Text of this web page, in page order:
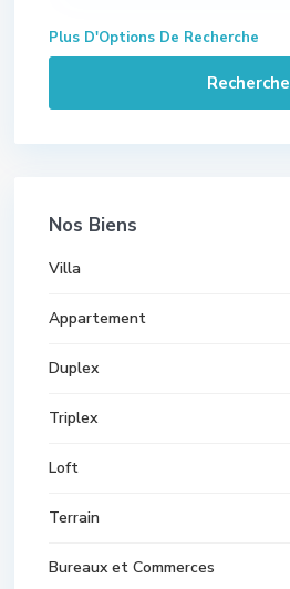
Plus D'Options De Recherche
Recherche
Nos Biens
Villa
Appartement
Duplex
Triplex
Loft
Terrain
Bureaux et Commerces